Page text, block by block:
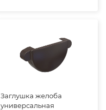
Заглушка желоба
универсальная